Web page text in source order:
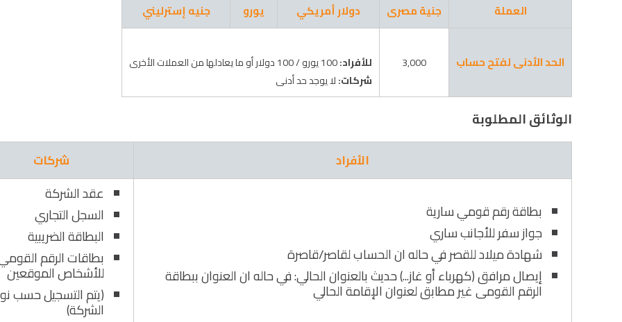
العملة جنية مصرى دولار أمريكي يورو جنيه إسترليني
الحد الأدنى لفتح حساب 3,000 للأفراد:
شركات:لا يوجد حد أدنى
الوثائق المطلوبة
الأفراد شركات
بطاقة رقم قومي سارية
جواز سفر للأجانب ساري
شهادة ميلاد للقصر في حاله ان الحساب لقاصر/قاصرة
إيصال مرافق (كهرباء أو غاز...) حديث بالعنوان الحالي: في حاله ان العنوان ببطاقة
الرقم القومى غير مطابق لعنوان الإقامة الحالي
عقد الشركة
السجل التجاري
البطاقة الضريبية
بطاقات الرقم
للأشخاص الموقعين
(يتم التسجيل حسب
الشركة)